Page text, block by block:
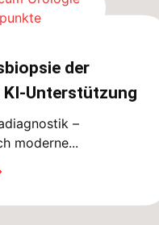
der
Unterstützung
–
moderne...